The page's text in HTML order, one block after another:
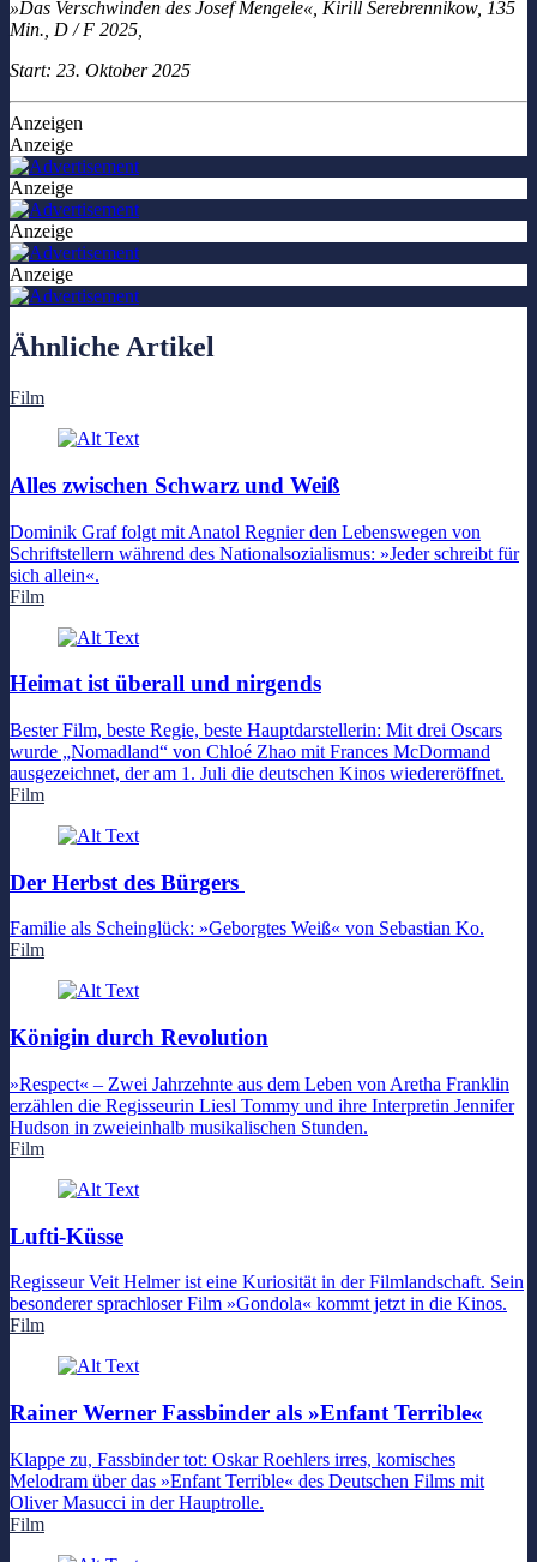
»Das Verschwinden des Josef Mengele«, Kirill Serebrennikow, 135
Min., D / F 2025,
Start: 23. Oktober 2025
Anzeigen
Anzeige
Anzeige
Anzeige
Anzeige
Ähnliche Artikel
Film
Alles zwischen Schwarz und Weiß
Dominik Graf folgt mit Anatol Regnier den Lebenswegen von
Schriftstellern während des Nationalsozialismus: »Jeder schreibt für
sich allein«.
Film
Heimat ist überall und nirgends
Bester Film, beste Regie, beste Hauptdarstellerin: Mit drei Oscars
wurde „Nomadland“ von Chloé Zhao mit Frances McDormand
ausgezeichnet, der am 1. Juli die deutschen Kinos wiedereröffnet.
Film
Der Herbst des Bürgers
Familie als Scheinglück: »Geborgtes Weiß« von Sebastian Ko.
Film
Königin durch Revolution
»Respect« – Zwei Jahrzehnte aus dem Leben von Aretha Franklin
erzählen die Regisseurin Liesl Tommy und ihre Interpretin Jennifer
Hudson in zweieinhalb musikalischen Stunden.
Film
Lufti-Küsse
Regisseur Veit Helmer ist eine Kuriosität in der Filmlandschaft. Sein
besonderer sprachloser Film »Gondola« kommt jetzt in die Kinos.
Film
Rainer Werner Fassbinder als »Enfant Terrible«
Klappe zu, Fassbinder tot: Oskar Roehlers irres, komisches
Melodram über das »Enfant Terrible« des Deutschen Films mit
Oliver Masucci in der Hauptrolle.
Film